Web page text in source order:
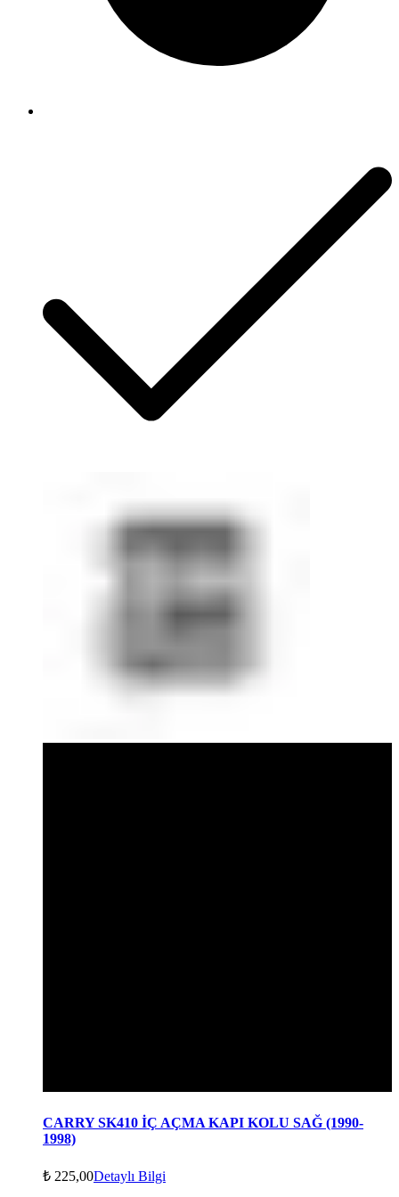
CARRY SK410 İÇ AÇMA KAPI KOLU SAĞ (1990-
1998)
₺ 225,00Detaylı Bilgi